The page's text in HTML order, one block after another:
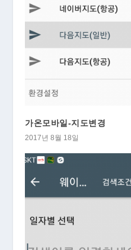
가온모바일-지도변경
2017년 8월 18일